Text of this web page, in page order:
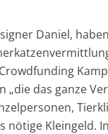
Daniel,
„die das ganze
Kleingeld.